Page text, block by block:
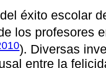
éxito escolar
los profesores
). Diversas
entre la